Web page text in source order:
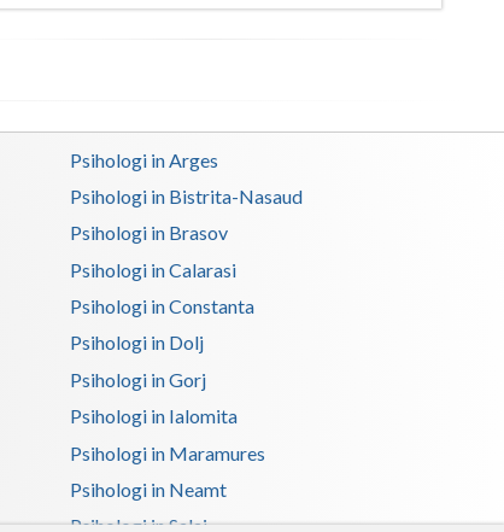
Suceava
Timis
Tulcea
Valcea
Vaslui
Vrancea
Psihologi in Arges
Psihologi in Bistrita-Nasaud
Psihologi in Brasov
Psihologi in Calarasi
Psihologi in Constanta
Psihologi in Dolj
Psihologi in Gorj
Psihologi in Ialomita
Psihologi in Maramures
Psihologi in Neamt
Psihologi in Salaj